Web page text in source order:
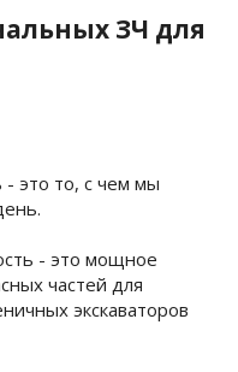
ЗЧ для
- это то, с чем мы
- это мощное
частей для
экскаваторов